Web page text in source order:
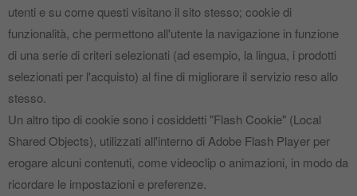
utenti e su come questi visitano il sito stesso; cookie di
funzionalità, che permettono all'utente la navigazione in funzione
di una serie di criteri selezionati (ad esempio, la lingua, i prodotti
selezionati per l'acquisto) al fine di migliorare il servizio reso allo
stesso.
Un altro tipo di cookie sono i cosiddetti "Flash Cookie" (Local
Shared Objects), utilizzati all'interno di Adobe Flash Player per
erogare alcuni contenuti, come videoclip o animazioni, in modo da
ricordare le impostazioni e preferenze.